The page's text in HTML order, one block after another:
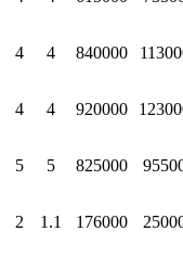
4 4 840000
4 4 920000
5 5 825000
2 1.1 176000